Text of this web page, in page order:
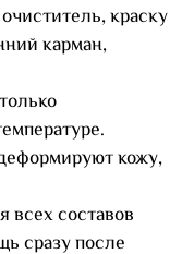
краску
карман,
кожу,
всех составов
сразу после